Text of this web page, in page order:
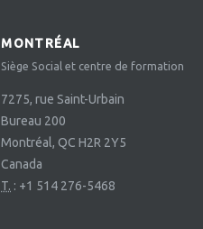
MONTRÉAL
Siège Social et centre de formation
7275, rue Saint-Urbain
Bureau 200
Montréal, QC H2R 2Y5
Canada
T. : +1 514 276-5468